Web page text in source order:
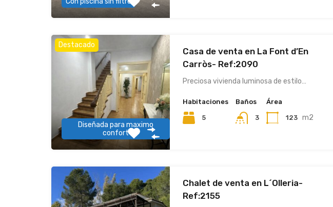
Destacado
Diseñada para maximo
confort
Casa de venta en La Font d’En
Carròs- Ref:2090
Preciosa vivienda luminosa de estilo…
Habitaciones
5
Baños
3
Área
123 m2
Chalet de venta en L´Olleria-
Ref:2155